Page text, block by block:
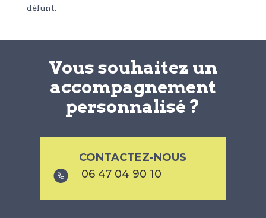
défunt.
Vous souhaitez un
accompagnement
personnalisé ?
CONTACTEZ-NOUS
06 47 04 90 10